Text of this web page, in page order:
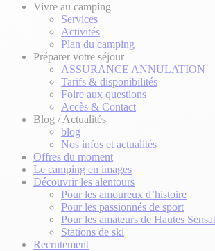
Vivre au camping
Services
Activités
Plan du camping
Préparer votre séjour
ASSURANCE ANNULATION
Tarifs & disponibilités
Foire aux questions
Accès & Contact
Blog / Actualités
blog
Nos infos et actualités
Offres du moment
Le camping en images
Découvrir les alentours
Pour les amoureux d’histoire
Pour les passionnés de sport
Pour les amateurs de Hautes
Stations de ski
Recrutement